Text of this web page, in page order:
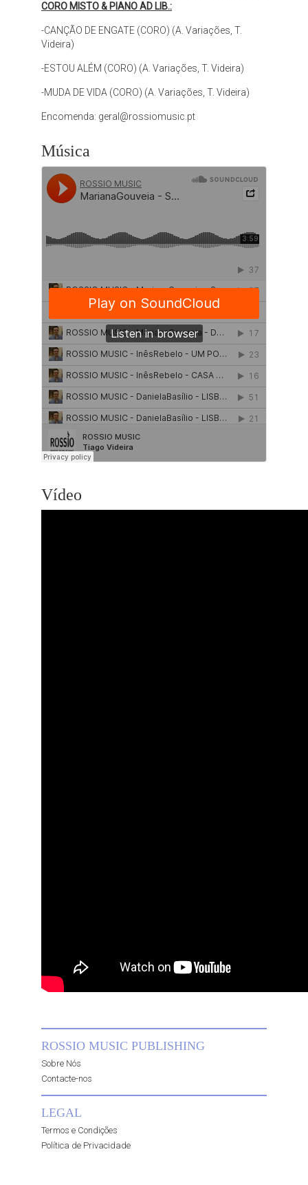
CORO MISTO & PIANO AD LIB.:
-CANÇÃO DE ENGATE (CORO) (A. Variações, T.
Videira)
-ESTOU ALÉM (CORO) (A. Variações, T. Videira)
-MUDA DE VIDA (CORO) (A. Variações, T. Videira)
Encomenda: geral@rossiomusic.pt
Música
Vídeo
ROSSIO MUSIC PUBLISHING
Sobre Nós
Contacte-nos
LEGAL
Termos e Condições
Política de Privacidade